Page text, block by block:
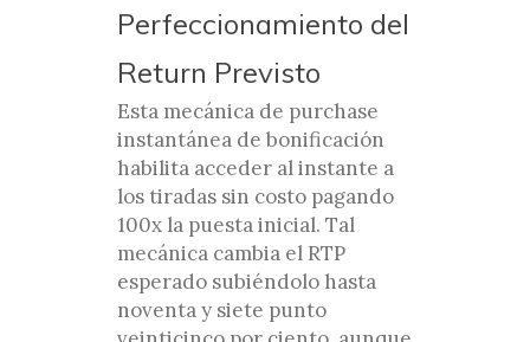
Perfeccionamiento del
Return Previsto
Esta mecánica de purchase
instantánea de bonificación
habilita acceder al instante a
los tiradas sin costo pagando
100x la puesta inicial. Tal
mecánica cambia el RTP
esperado subiéndolo hasta
noventa y siete punto